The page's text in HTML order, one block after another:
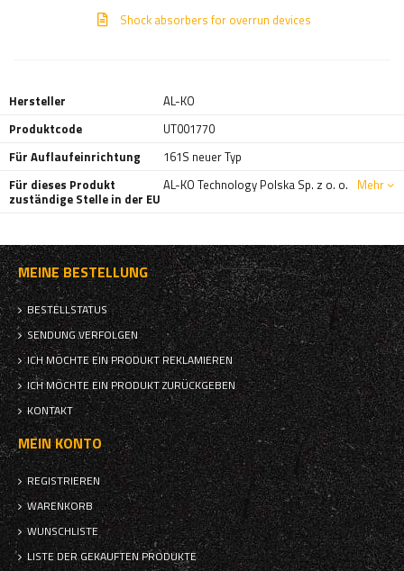
Shock absorbers for overrun devices
Hersteller
AL-KO
Produktcode
UT001770
Für Auflaufeinrichtung
161S neuer Typ
Für dieses Produkt
zuständige Stelle in der EU
AL-KO Technology Polska Sp. z o. o. Mehr
MEINE BESTELLUNG
BESTELLSTATUS
SENDUNG VERFOLGEN
ICH MÖCHTE EIN PRODUKT REKLAMIEREN
ICH MÖCHTE EIN PRODUKT ZURÜCKGEBEN
KONTAKT
MEIN KONTO
REGISTRIEREN
WARENKORB
WUNSCHLISTE
LISTE DER GEKAUFTEN PRODUKTE